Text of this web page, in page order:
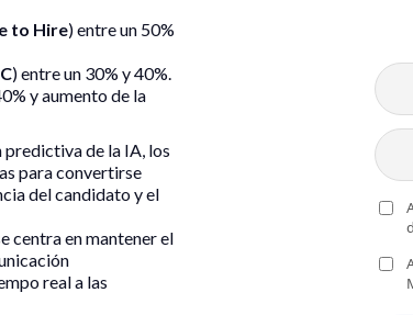
to Hire) entre un 50%
) entre un 30% y 40%.
y aumento de la
predictiva de la IA, los
para convertirse
del candidato y el
centra en mantener el
real a las